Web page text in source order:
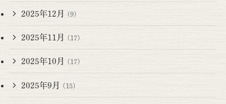
2025年12月 (9)
2025年11月 (17)
2025年10月 (17)
2025年9月 (15)